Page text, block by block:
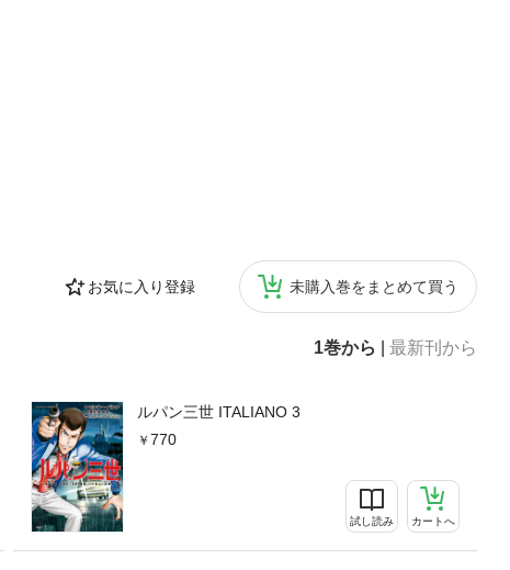
お気に入り登録 未購入巻をまとめて買う
1巻から 最新刊から
ルパン三世 ITALIANO 3
770
試し読み カートへ